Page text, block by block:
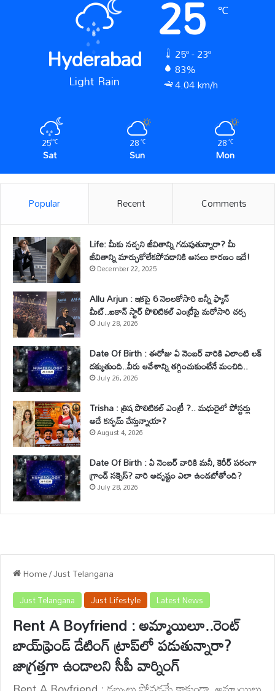
Hyderabad
Light Rain
25 ℃
25º - 23º
83%
4.04 km/h
25℃
Sat
28℃
Sun
28℃
Mon
Popular Recent Comments
Life: మీకు నచ్చని జీవితాన్ని గడుపుతున్నారా? మీ
జీవితాన్ని మార్చుకోలేకపోవడానికి అసలు కారణం ఇదే!
December 22, 2025
Allu Arjun : ఇకపై 6 నెలలకోసారి బన్నీ ఫ్యాన్
మీట్..ఐకాన్ స్టార్ పొలిటికల్ ఎంట్రీపై మరోసారి చర్చ
July 28, 2026
Date Of Birth : ఈరోజు ఏ నెంబర్ వారికి ఎలాంటి లక్
దక్కుతుంది..వీరు ఆవేశాన్ని తగ్గించుకుంటేనే మంచిది..
July 26, 2026
Trisha : త్రిష పొలిటికల్ ఎంట్రీ ?.. మధురైలో పోస్టర్లు
అదే కన్ఫమ్ చేస్తున్నాయా?
August 4, 2026
Date Of Birth : ఏ నెంబర్ వారికి మనీ, కెరీర్ పరంగా
గ్రాండ్ సక్సెస్? వారి అదృష్టం ఎలా ఉండబోతోంది?
July 28, 2026